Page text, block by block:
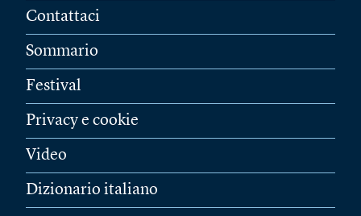
Contattaci
Sommario
Festival
Privacy e cookie
Video
Dizionario italiano